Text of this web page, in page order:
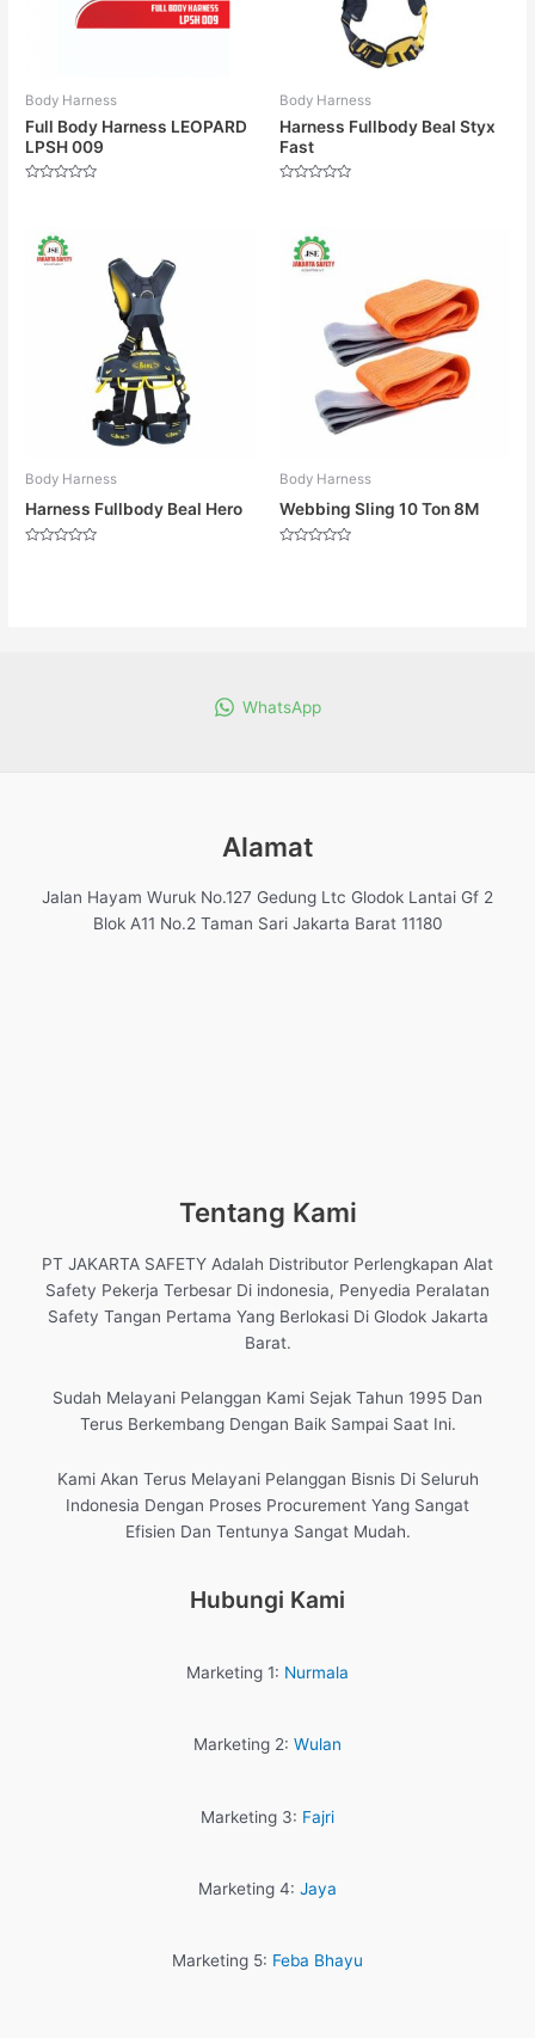
Body Harness
Full Body Harness LEOPARD
LPSH 009
Body Harness
Harness Fullbody Beal Styx
Fast
Body Harness
Harness Fullbody Beal Hero
Body Harness
Webbing Sling 10 Ton 8M
WhatsApp
Alamat
Jalan Hayam Wuruk No.127 Gedung Ltc Glodok Lantai Gf 2
Blok A11 No.2 Taman Sari Jakarta Barat 11180
Tentang Kami
PT JAKARTA SAFETY Adalah Distributor Perlengkapan Alat
Safety Pekerja Terbesar Di indonesia, Penyedia Peralatan
Safety Tangan Pertama Yang Berlokasi Di Glodok Jakarta
Barat.
Sudah Melayani Pelanggan Kami Sejak Tahun 1995 Dan
Terus Berkembang Dengan Baik Sampai Saat Ini.
Kami Akan Terus Melayani Pelanggan Bisnis Di Seluruh
Indonesia Dengan Proses Procurement Yang Sangat
Efisien Dan Tentunya Sangat Mudah.
Hubungi Kami
Marketing 1: Nurmala
Marketing 2: Wulan
Marketing 3: Fajri
Marketing 4: Jaya
Marketing 5: Feba Bhayu